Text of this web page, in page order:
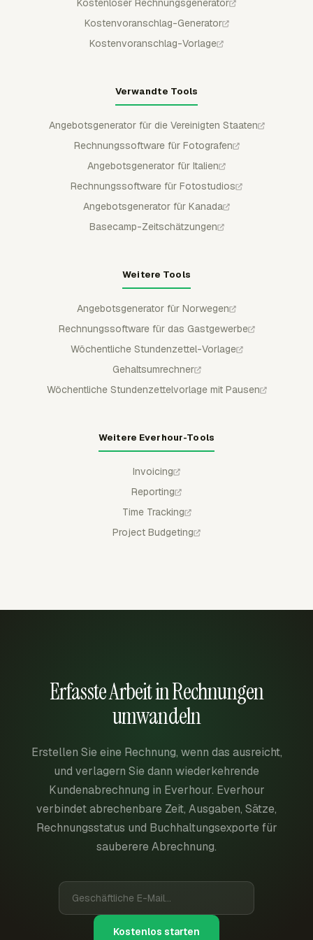
Kostenloser Rechnungsgenerator
Kostenvoranschlag-Generator
Kostenvoranschlag-Vorlage
Verwandte Tools
Angebotsgenerator für die Vereinigten Staaten
Rechnungssoftware für Fotografen
Angebotsgenerator für Italien
Rechnungssoftware für Fotostudios
Angebotsgenerator für Kanada
Basecamp-Zeitschätzungen
Weitere Tools
Angebotsgenerator für Norwegen
Rechnungssoftware für das Gastgewerbe
Wöchentliche Stundenzettel-Vorlage
Gehaltsumrechner
Wöchentliche Stundenzettelvorlage mit Pausen
Weitere Everhour-Tools
Invoicing
Reporting
Time Tracking
Project Budgeting
Erfasste Arbeit in Rechnungen
umwandeln
Erstellen Sie eine Rechnung, wenn das ausreicht,
und verlagern Sie dann wiederkehrende
Kundenabrechnung in Everhour. Everhour
verbindet abrechenbare Zeit, Ausgaben, Sätze,
Rechnungsstatus und Buchhaltungsexporte für
sauberere Abrechnung.
Kostenlos starten